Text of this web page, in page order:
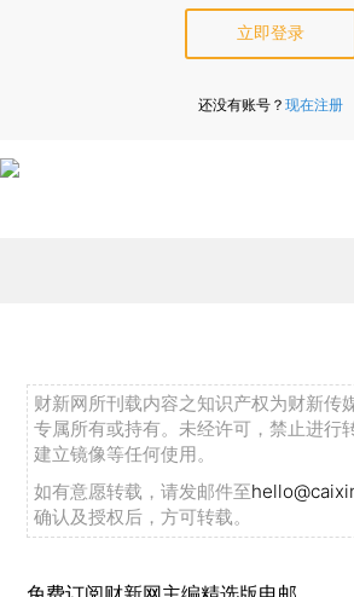
立即登录
还没有账号？ 现在注册
财新网所刊载内容之知识产权为财新传
专属所有或持有。未经许可，禁止进行
建立镜像等任何使用。
如有意愿转载，请发邮件至
确认及授权后，方可转载。